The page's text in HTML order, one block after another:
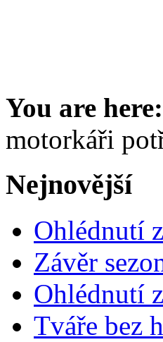
You are here:
motorkáři
Nejnovější
Ohlédnutí
Závěr
Ohlédnutí
Tváře bez